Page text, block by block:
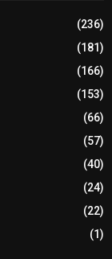
(236)
(181)
(166)
(153)
(66)
(57)
(40)
(24)
(22)
(1)